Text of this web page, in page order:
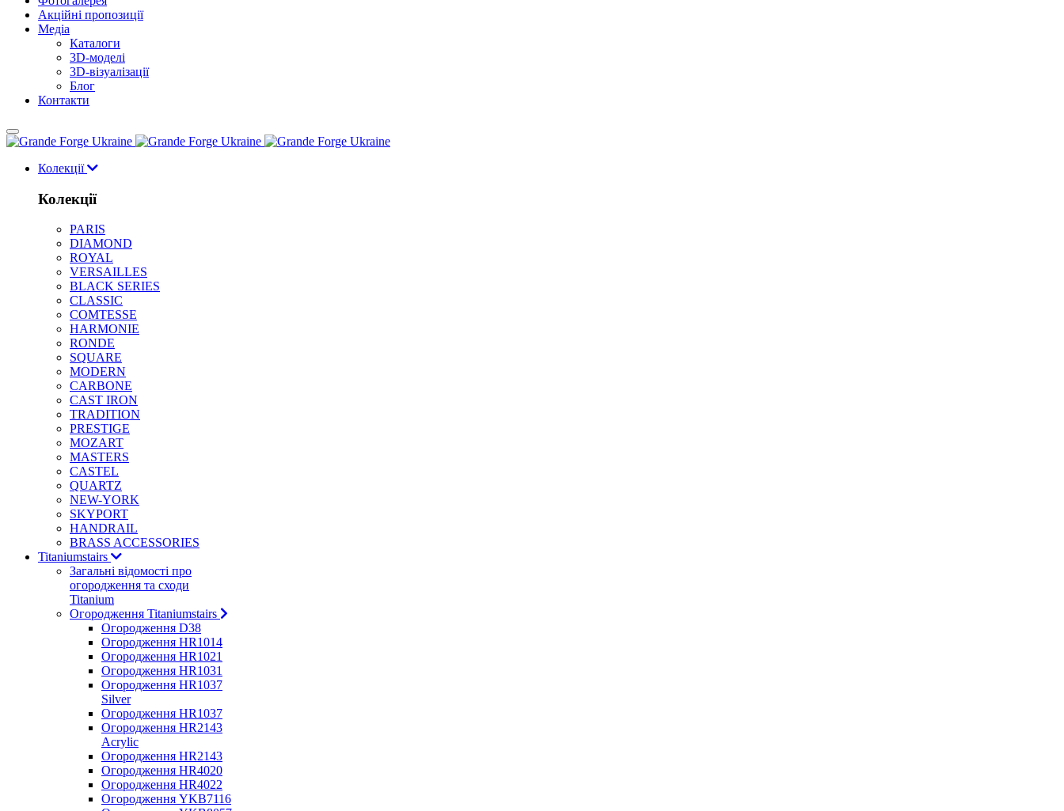
Акційні пропозиції
Медіа
Каталоги
3D-моделі
3D-візуалізації
Блог
Контакти
Колекції
Колекції
PARIS
DIAMOND
ROYAL
VERSAILLES
BLACK SERIES
CLASSIC
COMTESSE
HARMONIE
RONDE
SQUARE
MODERN
CARBONE
CAST IRON
TRADITION
PRESTIGE
MOZART
MASTERS
CASTEL
QUARTZ
NEW-YORK
SKYPORT
HANDRAIL
BRASS ACCESSORIES
Titaniumstairs
Загальні відомості про
огородження та сходи
Titanium
Огородження Titaniumstairs
Огородження D38
Огородження HR1014
Огородження HR1021
Огородження HR1031
Огородження HR1037
Silver
Огородження HR1037
Огородження HR2143
Acrylic
Огородження HR2143
Огородження HR4020
Огородження HR4022
Огородження YKB7116